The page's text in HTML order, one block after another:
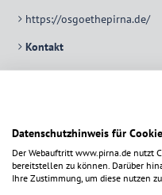
https://osgoethepirna.de/
Kontakt
OpenStreetMap
aktiviert
Die Einstellungen sind
"Funktional" zu finden.
Mit dem Klick auf diesen
Datenschutzhinweis für
Der Webauftritt www.pirna.de nutzt
bereitstellen zu können. Darüber
Ihre Zustimmung, um diese nutzen